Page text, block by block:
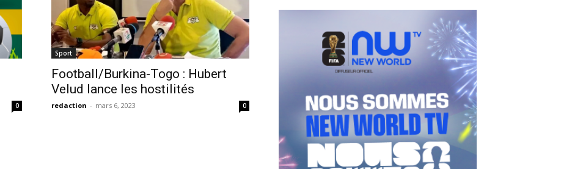
0
Sport
Football/Burkina-Togo : Hubert
Velud lance les hostilités
redaction - mars 6, 2023 0